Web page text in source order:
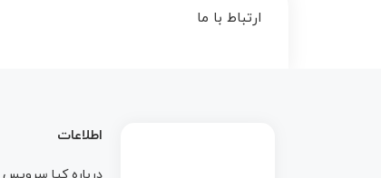
ارتباط با ما
اطلاعات